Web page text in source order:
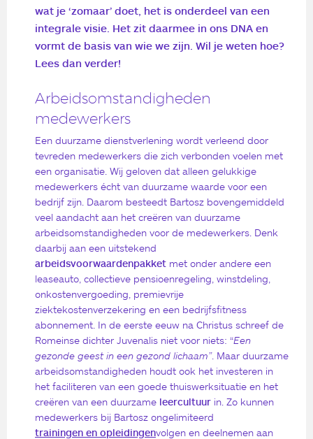
wat je ‘zomaar’ doet, het is onderdeel van een
integrale visie. Het zit daarmee in ons DNA en
vormt de basis van wie we zijn. Wil je weten hoe?
Lees dan verder!
Arbeidsomstandigheden
medewerkers
Een duurzame dienstverlening wordt verleend door
tevreden medewerkers die zich verbonden voelen met
een organisatie. Wij geloven dat alleen gelukkige
medewerkers écht van duurzame waarde voor een
bedrijf zijn. Daarom besteedt Bartosz bovengemiddeld
veel aandacht aan het creëren van duurzame
arbeidsomstandigheden voor de medewerkers. Denk
daarbij aan een uitstekend
arbeidsvoorwaardenpakket met onder andere een
leaseauto, collectieve pensioenregeling, winstdeling,
onkostenvergoeding, premievrije
ziektekostenverzekering en een bedrijfsfitness
abonnement. In de eerste eeuw na Christus schreef de
Romeinse dichter Juvenalis niet voor niets: “Een
gezonde geest in een gezond lichaam”. Maar duurzame
arbeidsomstandigheden houdt ook het investeren in
het faciliteren van een goede thuiswerksituatie en het
creëren van een duurzame leercultuur in. Zo kunnen
medewerkers bij Bartosz ongelimiteerd
trainingen en opleidingenvolgen en deelnemen aan